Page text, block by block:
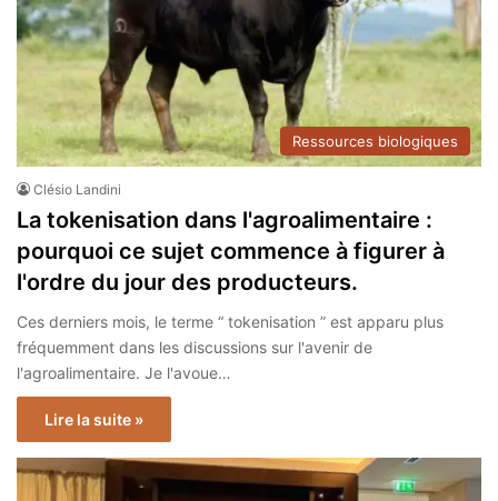
Ressources biologiques
Clésio Landini
La tokenisation dans l'agroalimentaire :
pourquoi ce sujet commence à figurer à
l'ordre du jour des producteurs.
Ces derniers mois, le terme “ tokenisation ” est apparu plus
fréquemment dans les discussions sur l'avenir de
l'agroalimentaire. Je l'avoue…
Lire la suite »